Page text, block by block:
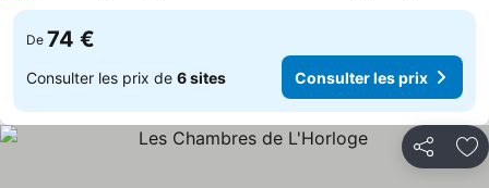
De 74 €
Consulter les prix de 6 sites Consulter les prix
Partager